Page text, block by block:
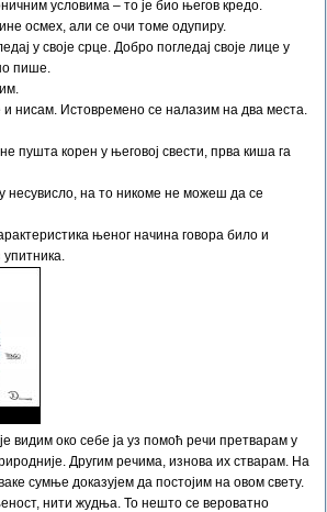
условима – то је био његов кредо.
осмех, али се очи томе одупиру.
у своје срце. Добро погледај своје лице у
пише.
и нисам. Истовремено се налазим на два места.
пушта корен у његовој свести, прва киша га
несувисло, на то никоме не можеш да се
њеног начина говора било и
видим око себе ја уз помоћ речи претварам у
Другим речима, изнова их стварам. На
сумње доказујем да постојим на овом свету.
нити жудња. То нешто се вероватно